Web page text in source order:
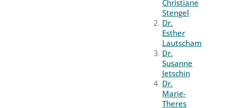
Christiane
Stengel
Dr.
Esther
Lautscham
Dr.
Susanne
Jetschin
Dr.
Marie-
Theres